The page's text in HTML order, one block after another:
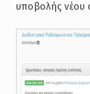
υποβολής νέου